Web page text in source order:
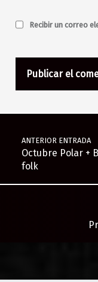
Recibir un correo
Navegación de entradas
ANTERIOR ENTRADA
Octubre Polar +
folk